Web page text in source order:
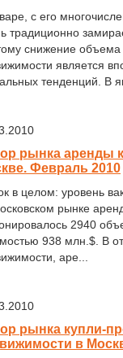
с его
традиционно
снижение
является
тенденций. В
рынка аренды
Февраль 2010
в целом: уровень
рынке
2940
938 млн.$. В
аре...
рынка купли-
в